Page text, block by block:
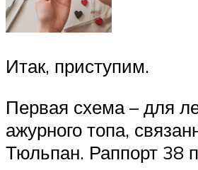
Итак, приступим.
Первая схема – для
ажурного топа,
Тюльпан. Раппорт 38